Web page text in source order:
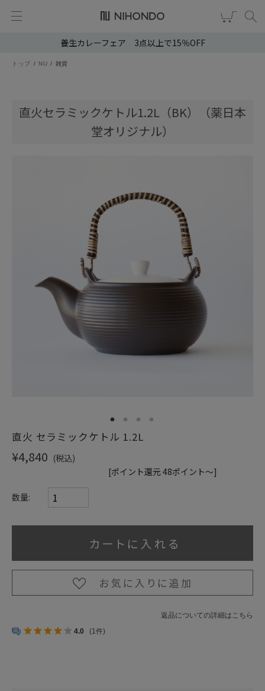
養生カレーフェア 3点以上で15％OFF
トップ NU 雑貨
直火セラミックケトル1.2L（BK）（薬日本
堂オリジナル）
1 2 3 4
直火 セラミックケトル 1.2L
¥4,840 (税込)
[ポイント還元 48ポイント～]
数量:
返品についての詳細はこちら
4.0
(1件)
新規会員登録 ログイン
漢茶
ショッピングガイド